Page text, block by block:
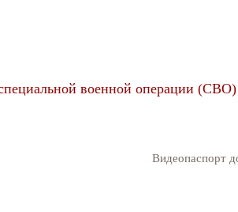
военной операции
Видеопаспорт